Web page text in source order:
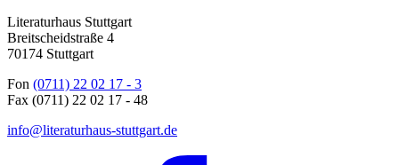
Literaturhaus Stuttgart
Breitscheidstraße 4
70174 Stuttgart
Fon (0711) 22 02 17 - 3
Fax (0711) 22 02 17 - 48
info@literaturhaus-stuttgart.de